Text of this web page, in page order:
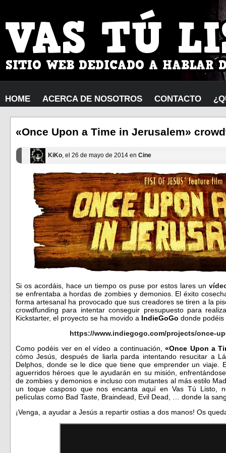
HOME ACERCA DE NOSOTROS CONTACTO
«Once Upon a Time in Jerusalem»
KiKo, el 26 de mayo de 2014 en Cine
Si os acordáis, hace un tiempo os puse por estos lares un
se enfrentaba a hordas de zombies y demonios. El éxito
forma artesanal ha provocado que sus creadores se tiren a la
crowdfunding para intentar conseguir presupuesto para
Kickstarter, el proyecto se ha movido a IndieGoGo donde
https://www.indiegogo.com/projects/once-
Como podéis ver en el vídeo a continuación,«Once Upon a
cómo Jesús, después de liarla parda intentando resucitar a
Delphos, donde se le dice que tiene que emprender un viaje.
aguerridos héroes que le ayudarán en su misión,
de zombies y demonios e incluso con mutantes al más estilo
un toque casposo que nos encanta aquí en Vas Tú Listo,
películas como Bad Taste, Braindead, Evil Dead, … donde la
¡Venga, a ayudar a Jesús a repartir ostias a dos manos! Os